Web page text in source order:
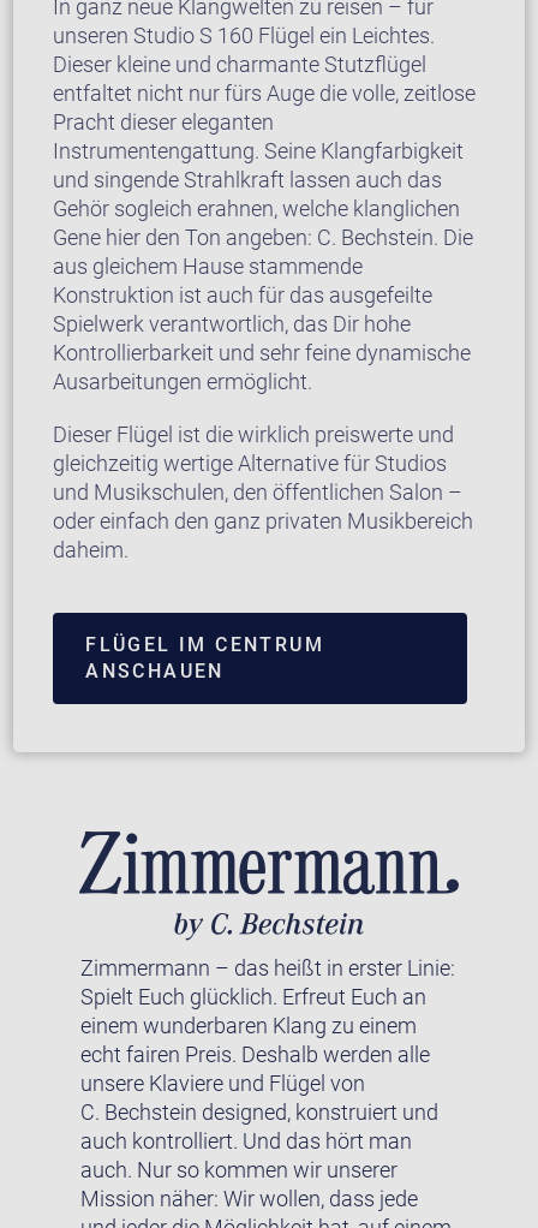
In ganz neue Klangwelten zu reisen – für
unseren Studio S 160 Flügel ein Leichtes.
Dieser kleine und charmante Stutzflügel
entfaltet nicht nur fürs Auge die volle, zeitlose
Pracht dieser eleganten
Instrumentengattung. Seine Klangfarbigkeit
und singende Strahlkraft lassen auch das
Gehör sogleich erahnen, welche klanglichen
Gene hier den Ton angeben: C. Bechstein. Die
aus gleichem Hause stammende
Konstruktion ist auch für das ausgefeilte
Spielwerk verantwortlich, das Dir hohe
Kontrollierbarkeit und sehr feine dynamische
Ausarbeitungen ermöglicht.
Dieser Flügel ist die wirklich preiswerte und
gleichzeitig wertige Alternative für Studios
und Musikschulen, den öffentlichen Salon –
oder einfach den ganz privaten Musikbereich
daheim.
FLÜGEL IM CENTRUM
ANSCHAUEN
Zimmermann – das heißt in erster Linie:
Spielt Euch glücklich. Erfreut Euch an
einem wunderbaren Klang zu einem
echt fairen Preis. Deshalb werden alle
unsere Klaviere und Flügel von
C. Bechstein designed, konstruiert und
auch kontrolliert. Und das hört man
auch. Nur so kommen wir unserer
Mission näher: Wir wollen, dass jede